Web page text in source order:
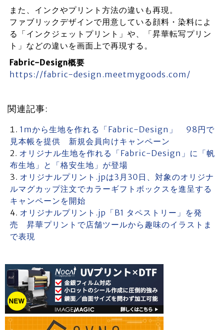
また、インクやプリント方法の違いも再現。
ファブリックデザインで用意している顔料・染料によ
る「インクジェットプリント」や、「昇華転写プリン
ト」などの違いを画面上で再現する。
Fabric-Design概要
https://fabric-design.meetmygoods.com/
関連記事:
1mから生地を作れる「Fabric-Design」 98円で
見本帳を提供 新規会員向けキャンペーン
オリジナル生地を作れる「Fabric-Design」に「帆
布生地」と「格安生地」が登場
オリジナルプリント.jpは3月30日、対象のオリジナ
ルマグカップ注文でカラーギフトボックスを進呈する
キャンペーンを開始
オリジナルプリント.jp「B1 タペストリー」を発
売 昇華プリントで店舗ツールから趣味のイラストま
で表現